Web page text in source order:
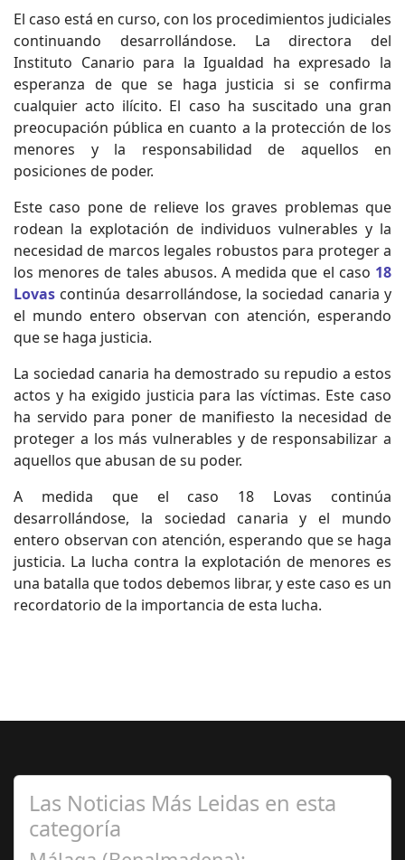
El caso está en curso, con los procedimientos judiciales
continuando desarrollándose. La directora del
Instituto Canario para la Igualdad ha expresado la
esperanza de que se haga justicia si se confirma
cualquier acto ilícito. El caso ha suscitado una gran
preocupación pública en cuanto a la protección de los
menores y la responsabilidad de aquellos en
posiciones de poder.
Este caso pone de relieve los graves problemas que
rodean la explotación de individuos vulnerables y la
necesidad de marcos legales robustos para proteger a
los menores de tales abusos. A medida que el caso 18
Lovas continúa desarrollándose, la sociedad canaria y
el mundo entero observan con atención, esperando
que se haga justicia.
La sociedad canaria ha demostrado su repudio a estos
actos y ha exigido justicia para las víctimas. Este caso
ha servido para poner de manifiesto la necesidad de
proteger a los más vulnerables y de responsabilizar a
aquellos que abusan de su poder.
A medida que el caso 18 Lovas continúa
desarrollándose, la sociedad canaria y el mundo
entero observan con atención, esperando que se haga
justicia. La lucha contra la explotación de menores es
una batalla que todos debemos librar, y este caso es un
recordatorio de la importancia de esta lucha.
Las Noticias Más Leidas en esta
categoría